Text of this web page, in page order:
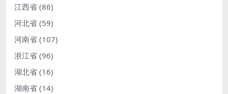
江西省 (86)
河北省 (59)
河南省 (107)
浙江省 (96)
湖北省 (16)
湖南省 (14)